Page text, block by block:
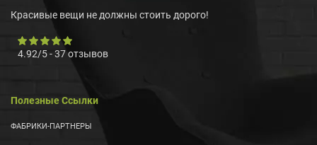
Красивые вещи не должны стоить дорого!
4.92/5-37отзывов
Полезные Ссылки
ФАБРИКИ-ПАРТНЕРЫ